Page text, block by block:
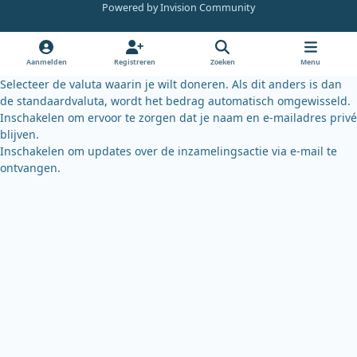
k
k
y
Powered byInvision Community
Aanmelden Registreren Zoeken Menu
Selecteer de valuta waarin je wilt doneren. Als dit anders is dan
de standaardvaluta, wordt het bedrag automatisch omgewisseld.
Inschakelen om ervoor te zorgen dat je naam en e-mailadres privé
blijven.
Inschakelen om updates over de inzamelingsactie via e-mail te
ontvangen.